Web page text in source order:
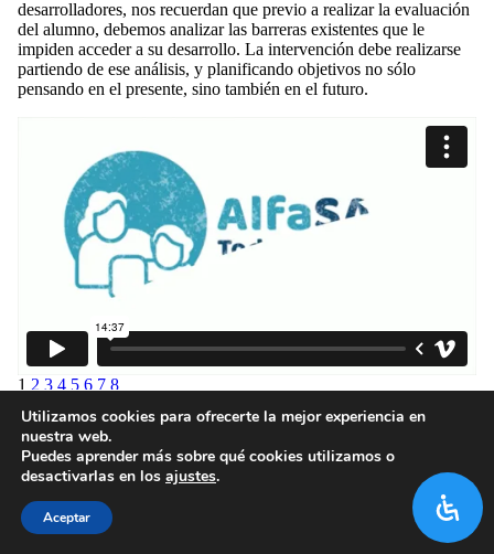
desarrolladores, nos recuerdan que previo a realizar la evaluación
del alumno, debemos analizar las barreras existentes que le
impiden acceder a su desarrollo. La intervención debe realizarse
partiendo de ese análisis, y planificando objetivos no sólo
pensando en el presente, sino también en el futuro.
1 2 3 4 5 6 7 8
Utilizamos cookies para ofrecerte la mejor experiencia en
nuestra web.
Puedes aprender más sobre qué cookies utilizamos o
desactivarlas en los ajustes.
Aceptar